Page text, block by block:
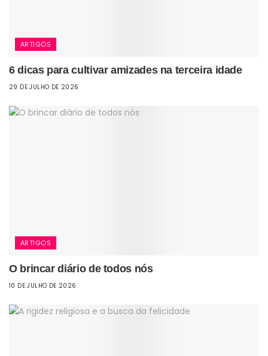
ARTIGOS
6 dicas para cultivar amizades na terceira idade
29 DE JULHO DE 2026
ARTIGOS
O brincar diário de todos nós
10 DE JULHO DE 2026